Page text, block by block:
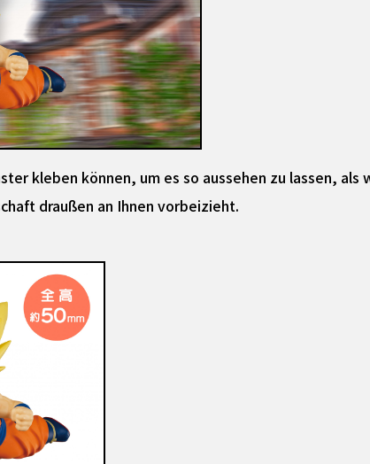
kleben können, um es so aussehen zu lassen, als
draußen an Ihnen vorbeizieht.